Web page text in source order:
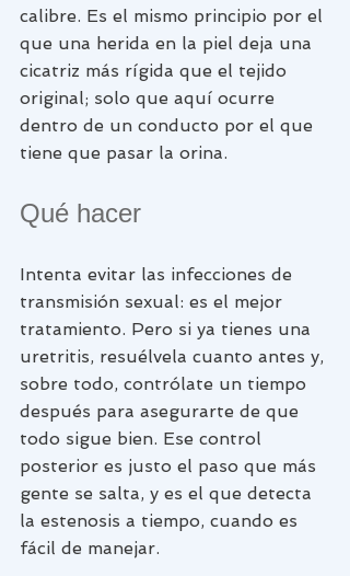
calibre. Es el mismo principio por el
que una herida en la piel deja una
cicatriz más rígida que el tejido
original; solo que aquí ocurre
dentro de un conducto por el que
tiene que pasar la orina.
Qué hacer
Intenta evitar las infecciones de
transmisión sexual: es el mejor
tratamiento. Pero si ya tienes una
uretritis, resuélvela cuanto antes y,
sobre todo, contrólate un tiempo
después para asegurarte de que
todo sigue bien. Ese control
posterior es justo el paso que más
gente se salta, y es el que detecta
la estenosis a tiempo, cuando es
fácil de manejar.